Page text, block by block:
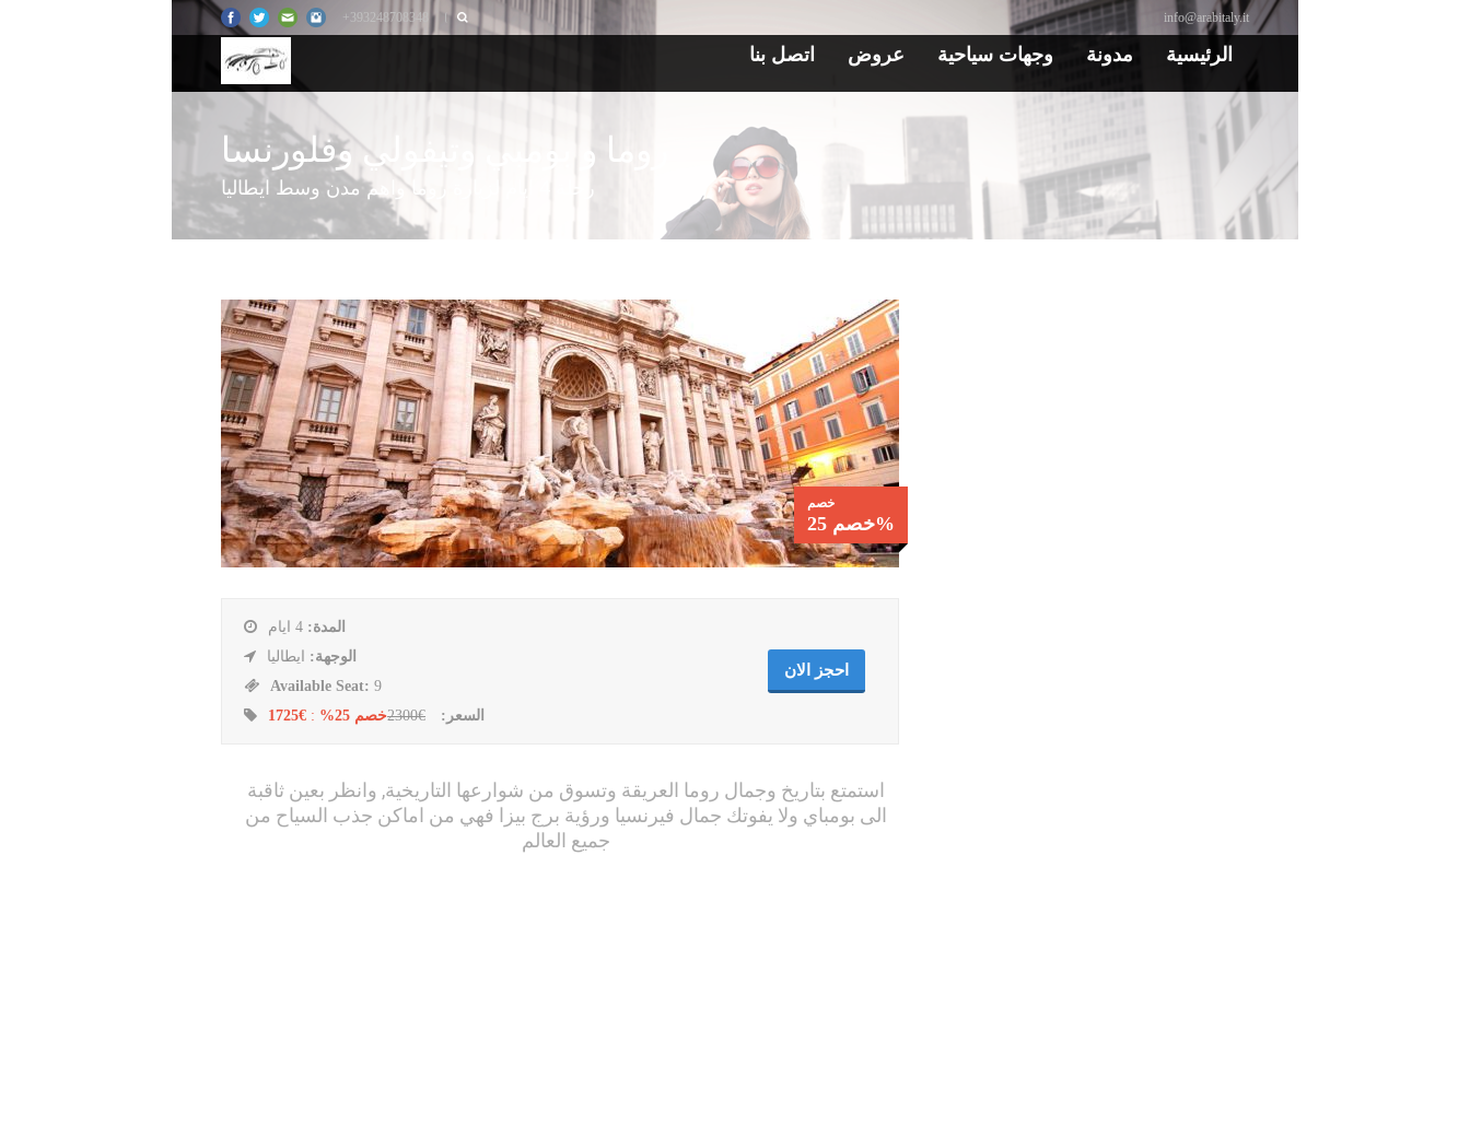
+393248708348 info@arabitaly.it
اتصل بنا عروض وجهات سياحية مدونة الرئيسية
روما و بومبي وتيفولي وفلورنسا
رحلة 4 ايام لزيارة روما واهم مدن وسط ايطاليا
خصم
خصم 25%
المدة: 4 ايام
الوجهة:
ايطاليا
Available Seat: 9
السعر:
€2300 خصم 25% :
€1725
احجز الان
استمتع بتاريخ وجمال روما العريقة وتسوق من شوارعها التاريخية, وانظر بعين ثاقبة
الى بومباي ولا يفوتك جمال فيرنسيا ورؤية برج بيزا فهي من اماكن جذب السياح من
جميع العالم